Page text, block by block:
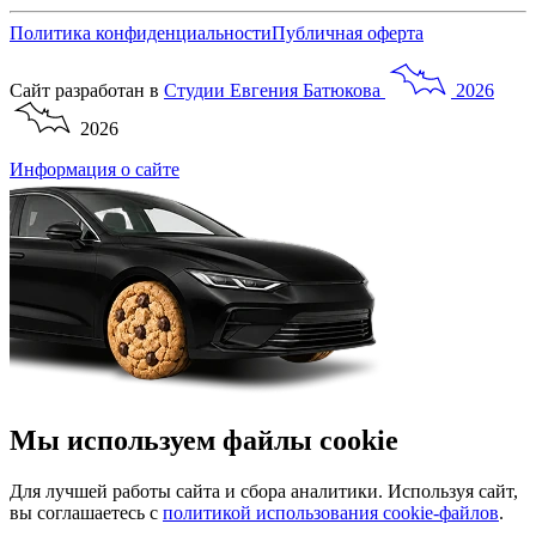
Политика конфиденциальностиПубличная оферта
Сайт разработан в Студии Евгения Батюкова
2026
2026
Информация о сайте
Мы используем файлы cookie
Для лучшей работы сайта и сбора аналитики. Используя сайт,
вы соглашаетесь с политикой использования cookie-файлов.